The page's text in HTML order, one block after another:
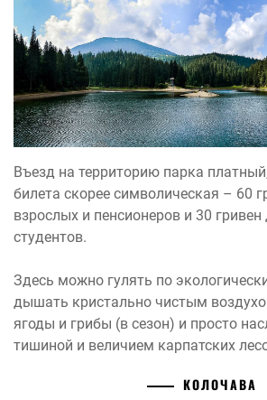
Въезд на территорию парка
билета скорее символическая – 60
взрослых и пенсионеров и 30
студентов.
Здесь можно гулять по
дышать кристально чистым
ягоды и грибы (в сезон) и просто
тишиной и величием карпатских
КОЛОЧАВА